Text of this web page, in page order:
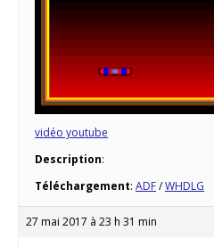
vidéo youtube
Description:
Téléchargement: ADF/WHDLG
27 mai 2017 à 23 h 31 min